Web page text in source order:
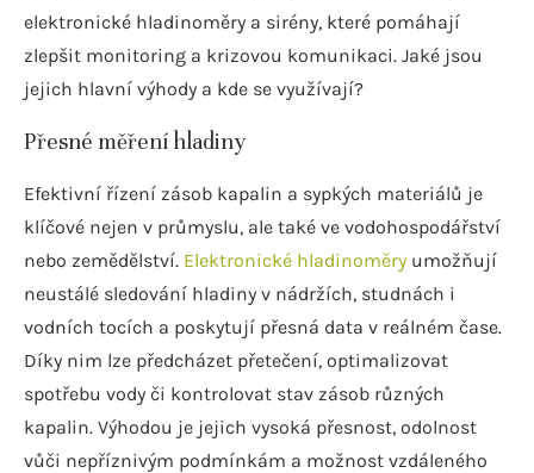
elektronické hladinoměry a sirény, které pomáhají
zlepšit monitoring a krizovou komunikaci. Jaké jsou
jejich hlavní výhody a kde se využívají?
Přesné měření hladiny
Efektivní řízení zásob kapalin a sypkých materiálů je
klíčové nejen v průmyslu, ale také ve vodohospodářství
nebo zemědělství. Elektronické hladinoměry umožňují
neustálé sledování hladiny v nádržích, studnách i
vodních tocích a poskytují přesná data v reálném čase.
Díky nim lze předcházet přetečení, optimalizovat
spotřebu vody či kontrolovat stav zásob různých
kapalin. Výhodou je jejich vysoká přesnost, odolnost
vůči nepříznivým podmínkám a možnost vzdáleného